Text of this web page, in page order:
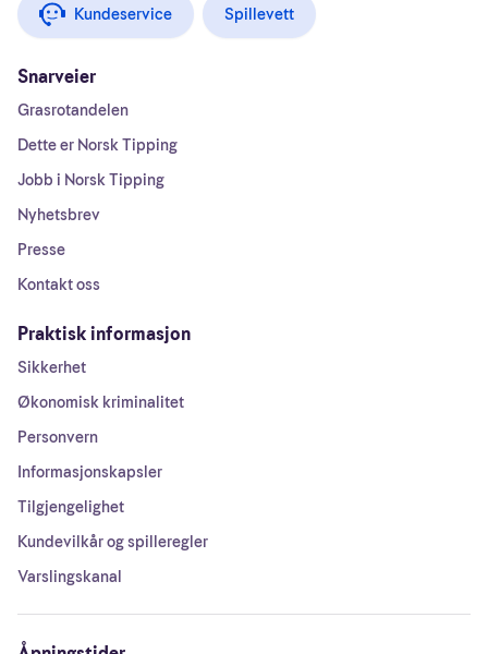
Kundeservice Spillevett
Snarveier
Grasrotandelen
Dette er Norsk Tipping
Jobb i Norsk Tipping
Nyhetsbrev
Presse
Kontakt oss
Praktisk informasjon
Sikkerhet
Økonomisk kriminalitet
Personvern
Informasjonskapsler
Tilgjengelighet
Kundevilkår og spilleregler
Varslingskanal